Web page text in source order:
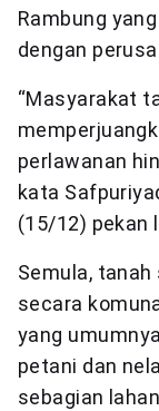
Rambung
dengan
“Masyarakat
perlawanan
kata
(15/12) pekan
Semula,
secara
yang
petani dan
sebagian